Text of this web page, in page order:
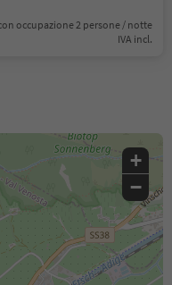
occupazione 2 persone / notte
IVA incl.
+
−